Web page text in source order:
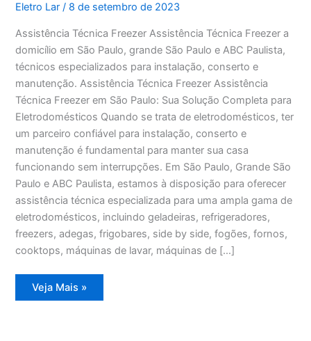
Eletro Lar/ 8 de setembro de 2023
Assistência Técnica Freezer Assistência Técnica Freezer a
domicílio em São Paulo, grande São Paulo e ABC Paulista,
técnicos especializados para instalação, conserto e
manutenção. Assistência Técnica Freezer Assistência
Técnica Freezer em São Paulo: Sua Solução Completa para
Eletrodomésticos Quando se trata de eletrodomésticos, ter
um parceiro confiável para instalação, conserto e
manutenção é fundamental para manter sua casa
funcionando sem interrupções. Em São Paulo, Grande São
Paulo e ABC Paulista, estamos à disposição para oferecer
assistência técnica especializada para uma ampla gama de
eletrodomésticos, incluindo geladeiras, refrigeradores,
freezers, adegas, frigobares, side by side, fogões, fornos,
cooktops, máquinas de lavar, máquinas de […]
Assistência
Técnica
Veja Mais »